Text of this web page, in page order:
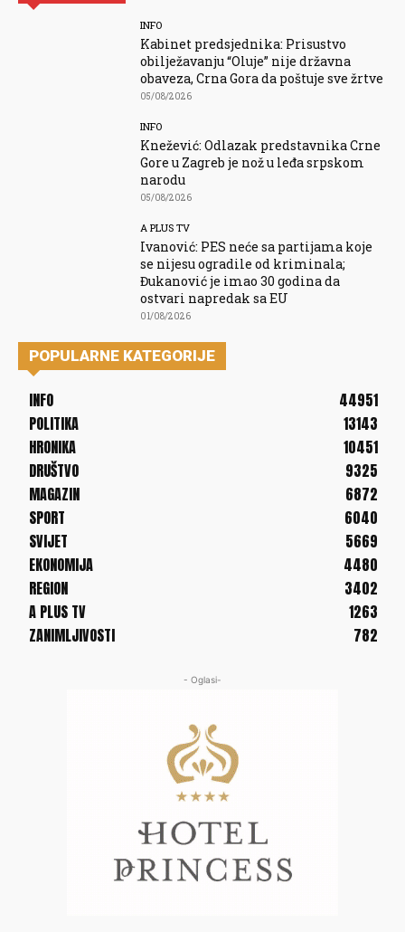
INFO
Kabinet predsjednika: Prisustvo
obilježavanju “Oluje” nije državna
obaveza, Crna Gora da poštuje sve žrtve
05/08/2026
INFO
Knežević: Odlazak predstavnika Crne
Gore u Zagreb je nož u leđa srpskom
narodu
05/08/2026
A PLUS TV
Ivanović: PES neće sa partijama koje
se nijesu ogradile od kriminala;
Đukanović je imao 30 godina da
ostvari napredak sa EU
01/08/2026
POPULARNE KATEGORIJE
INFO
44951
POLITIKA
13143
HRONIKA
10451
DRUŠTVO
9325
MAGAZIN
6872
SPORT
6040
SVIJET
5669
EKONOMIJA
4480
REGION
3402
A PLUS TV
1263
ZANIMLJIVOSTI
782
- Oglasi-